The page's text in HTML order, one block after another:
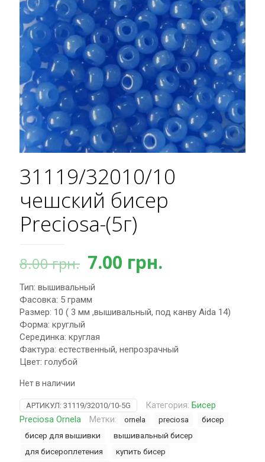
31119/32010/10
чешский бисер
Preciosa-(5г)
8.00грн. Первоначальная
цена
составляла
8.00 грн..
7.00 грн.
Тип: вышивальный
Фасовка: 5 грамм
Размер: 10 ( 3 мм ,вышивальный, под канву Aida 14)
Форма: круглый
Серединка: круглая
Фактура: естественный, непрозрачный
Цвет: голубой
Нет в наличии
АРТИКУЛ: 31119/32010/10-5G Категория: Бисер
Preciosa Ornela
Метки: ornela preciosa
бисер
бисер для вышивки
вышивальный бисер
для бисероплетения
купить бисер